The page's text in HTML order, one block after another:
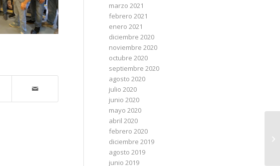
marzo 2021
febrero 2021
enero 2021
diciembre 2020
noviembre 2020
octubre 2020
septiembre 2020
agosto 2020
julio 2020
junio 2020
mayo 2020
abril 2020
febrero 2020
diciembre 2019
agosto 2019
junio 2019